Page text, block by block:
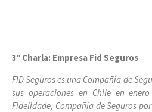
3° Charla: Empresa Fid Seguros
FID Seguros es una Compañía de
sus operaciones en Chile en
Fidelidade, Compañía de Seguros